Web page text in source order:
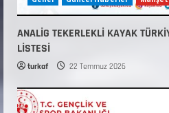
ANALİG TEKERLEKLİ KAYAK
LİSTESİ
turkaf 22 Temmuz 2026